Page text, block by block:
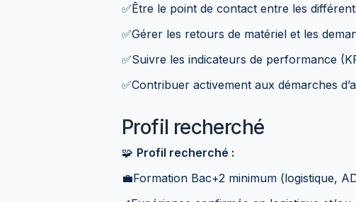
✅Être le point de contact entre les
✅Gérer les retours de matériel et les
✅Suivre les indicateurs de performance
✅Contribuer activement aux démarches
Profil recherché
🧩 Profil recherché :
💼Formation Bac+2 minimum (logistique,